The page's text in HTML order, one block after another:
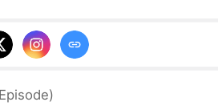
dengan Riko dan bersiap
Di saat yang sama, dia
masalah dan rintangan. Di
Episode)